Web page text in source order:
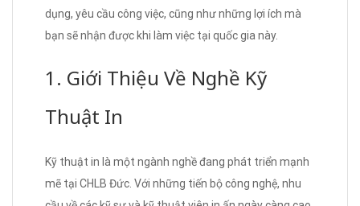
dụng, yêu cầu công việc, cũng như những lợi ích mà
bạn sẽ nhận được khi làm việc tại quốc gia này.
1. Giới Thiệu Về Nghề Kỹ
Thuật In
Kỹ thuật in là một ngành nghề đang phát triển mạnh
mẽ tại CHLB Đức. Với những tiến bộ công nghệ, nhu